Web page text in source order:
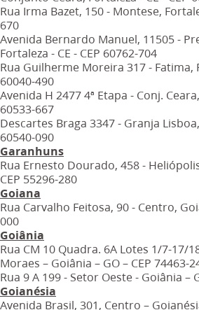
Rua Irma Bazet, 150 - Montese,
670
Avenida Bernardo Manuel, 11505 -
Fortaleza - CE - CEP 60762-704
Rua Guilherme Moreira 317 - Fatima,
60040-490
Avenida H 2477 4ª Etapa - Conj.
60533-667
Descartes Braga 3347 - Granja
60540-090
Garanhuns
Rua Ernesto Dourado, 458 -
CEP 55296-280
Goiana
Rua Carvalho Feitosa, 90 - Centro,
000
Goiânia
Rua CM 10 Quadra. 6A Lotes 1/7-17/
Moraes – Goiânia – GO – CEP 74463-
Rua 9 A 199 - Setor Oeste - Goiânia –
Goianésia
Avenida Brasil, 301, Centro –